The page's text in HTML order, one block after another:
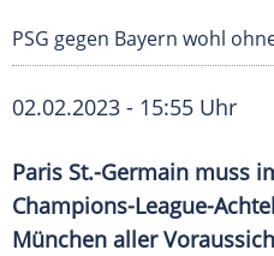
PSG gegen Bayern wohl
02.02.2023 - 15:55 Uhr
Paris St.-Germain muss
Champions-League-
München aller